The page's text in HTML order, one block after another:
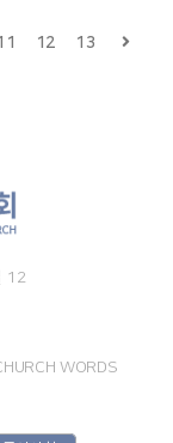
12 13
12
WORDS